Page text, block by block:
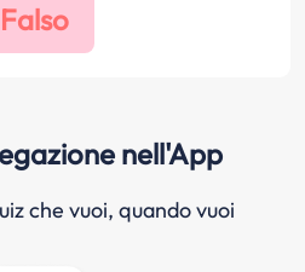
nell'App
che vuoi, quando vuoi